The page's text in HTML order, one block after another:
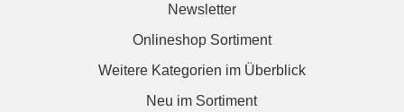
Newsletter
Onlineshop Sortiment
Weitere Kategorien im Überblick
Neu im Sortiment